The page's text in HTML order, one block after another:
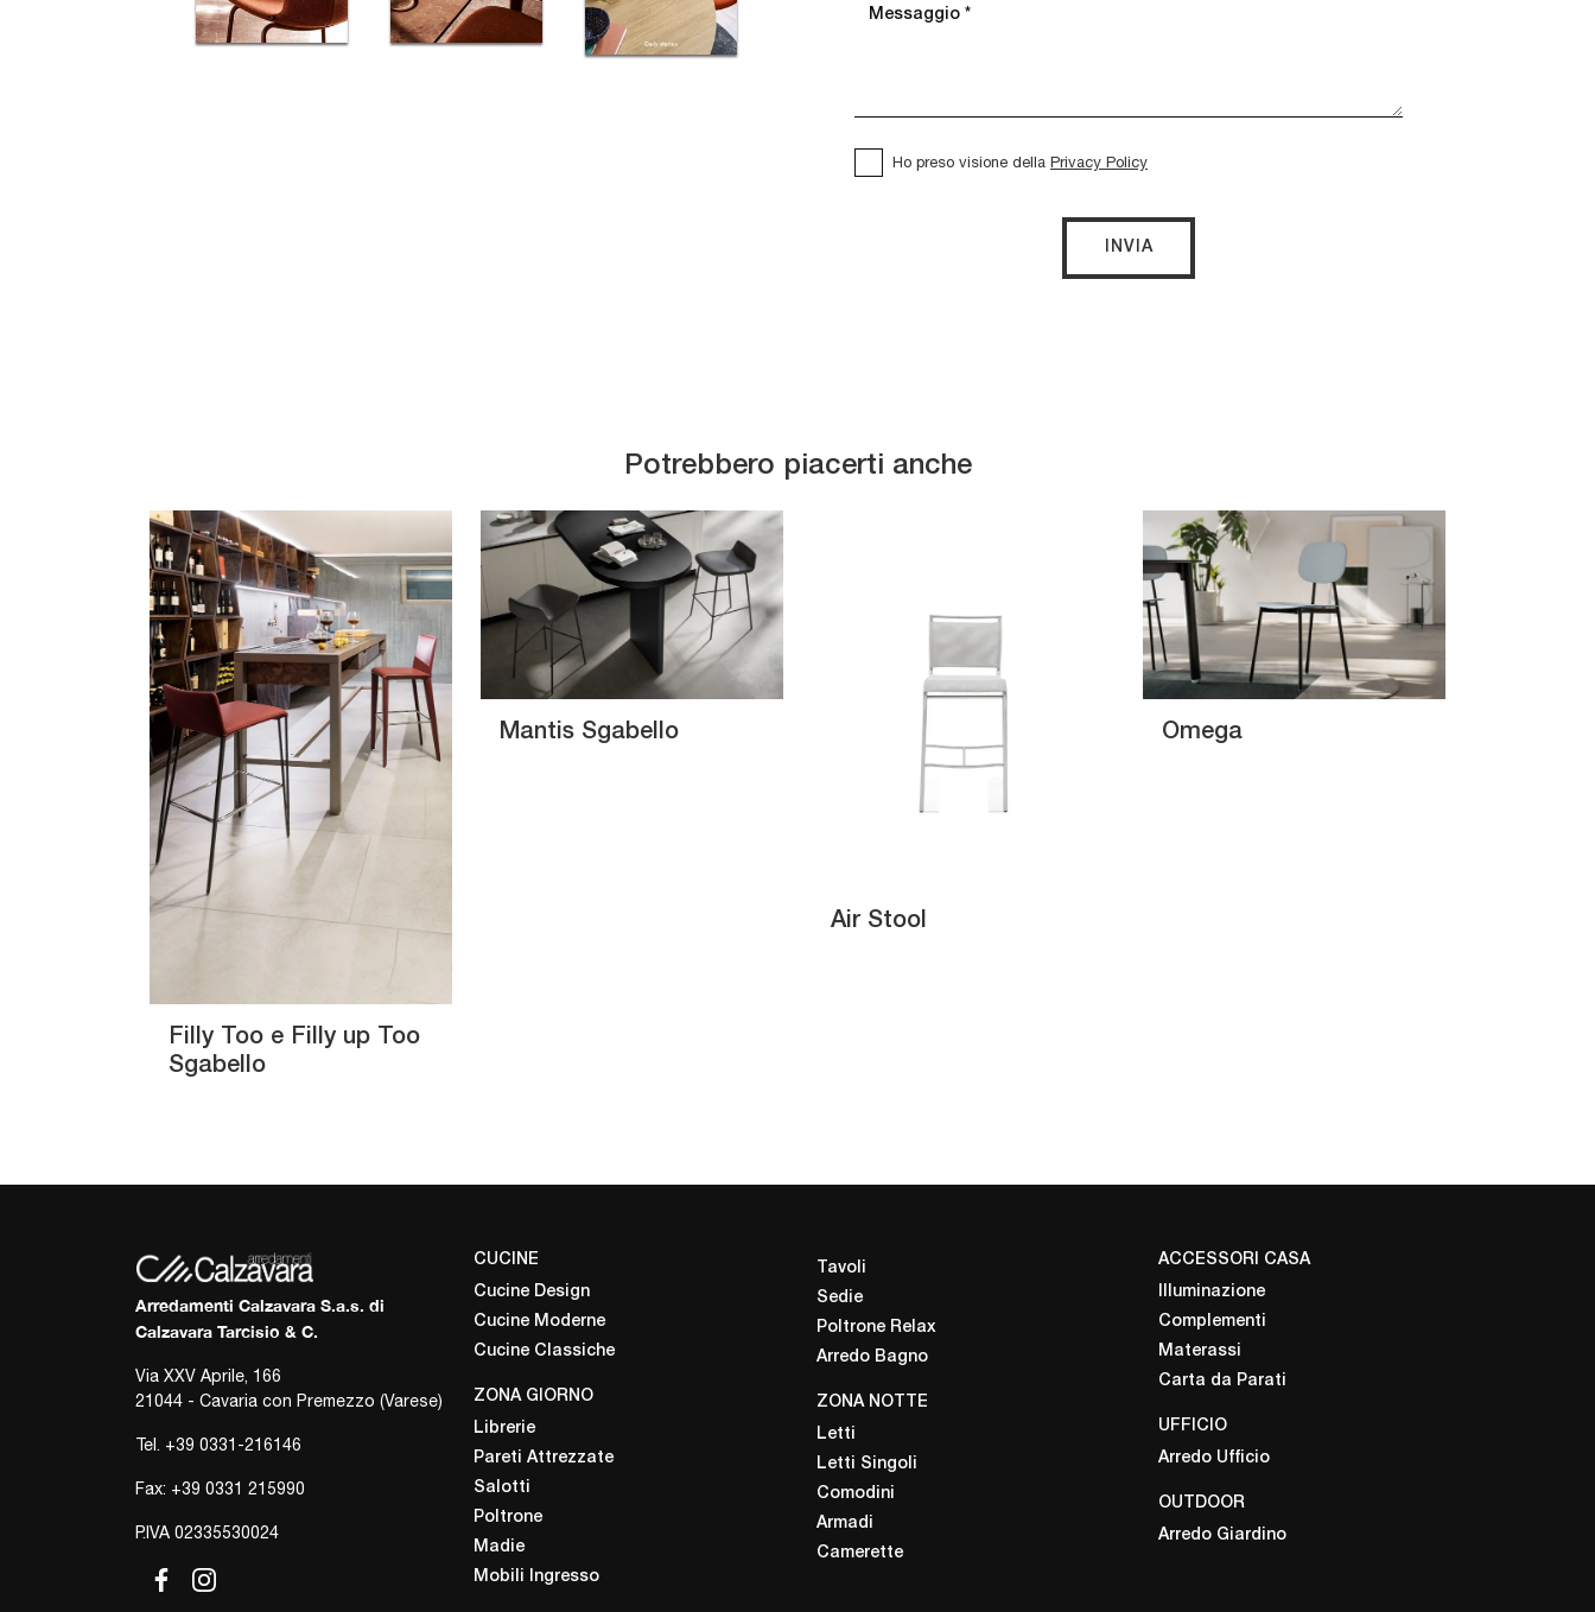
Ho preso visione della Privacy Policy
INVIA
Potrebbero piacerti anche
Filly Too e Filly up Too
Sgabello
Mantis Sgabello
Air Stool
Omega
Arredamenti Calzavara S.a.s. di
Calzavara Tarcisio & C.
Via XXV Aprile, 166
21044 - Cavaria con Premezzo (Varese)
Tel. +39 0331-216146
Fax: +39 0331 215990
P.IVA 02335530024
CUCINE
Cucine Design
Cucine Moderne
Cucine Classiche
ZONA GIORNO
Librerie
Pareti Attrezzate
Salotti
Poltrone
Madie
Mobili Ingresso
Tavoli
Sedie
Poltrone Relax
Arredo Bagno
ZONA NOTTE
Letti
Letti Singoli
Comodini
Armadi
Camerette
ACCESSORI CASA
Illuminazione
Complementi
Materassi
Carta da Parati
UFFICIO
Arredo Ufficio
OUTDOOR
Arredo Giardino